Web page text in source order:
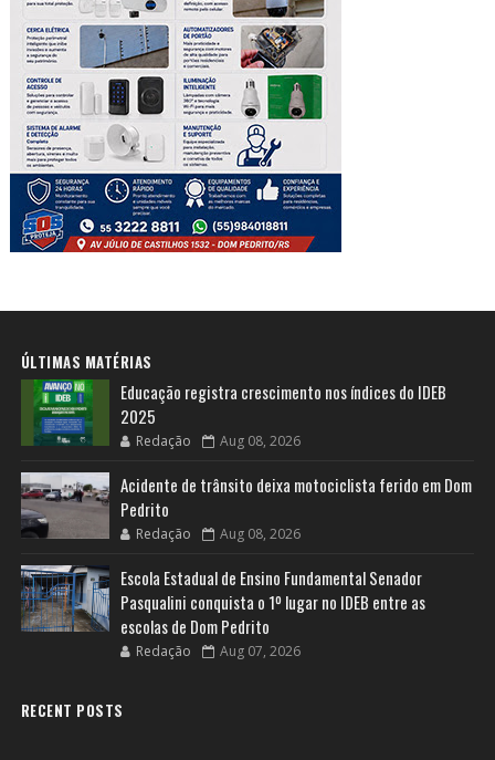
ÚLTIMAS MATÉRIAS
Educação registra crescimento nos índices do IDEB
2025
Redação Aug 08, 2026
Acidente de trânsito deixa motociclista ferido em Dom
Pedrito
Redação Aug 08, 2026
Escola Estadual de Ensino Fundamental Senador
Pasqualini conquista o 1º lugar no IDEB entre as
escolas de Dom Pedrito
Redação Aug 07, 2026
RECENT POSTS